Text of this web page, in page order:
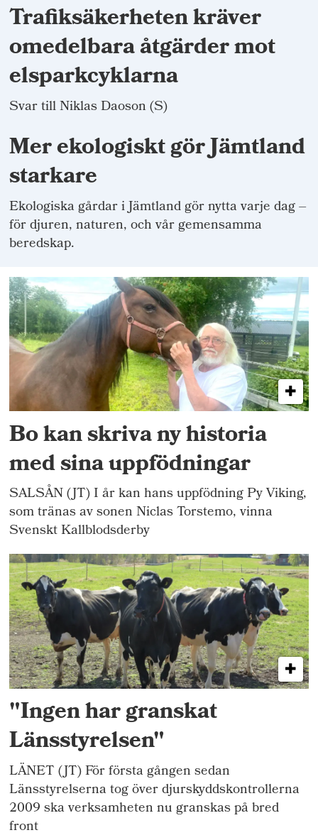
Trafiksäkerheten kräver
omedelbara åtgärder mot
elsparkcyklarna
Svar till Niklas Daoson (S)
Mer ekologiskt gör Jämtland
starkare
Ekologiska gårdar i Jämtland gör nytta varje dag –
för djuren, naturen, och vår gemensamma
beredskap.
Bo kan skriva ny historia
med sina uppfödningar
SALSÅN (JT) I år kan hans uppfödning Py Viking,
som tränas av sonen Niclas Torstemo, vinna
Svenskt Kallblodsderby
"Ingen har granskat
Länsstyrelsen"
LÄNET (JT) För första gången sedan
Länsstyrelserna tog över djurskyddskontrollerna
2009 ska verksamheten nu granskas på bred
front